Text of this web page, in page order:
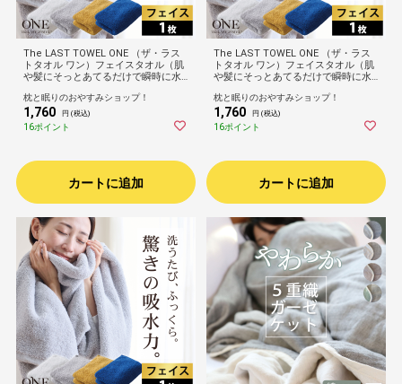
The LAST TOWEL ONE （ザ・ラス
トタオル ワン）フェイスタオル（肌
や髪にそっとあてるだけで瞬時に水
ぶタオル）洗顔 手拭き ふんわり ふ
かふか 柔らかい 速乾 吸水 日本製 高
品質 高級 ホテル プレゼント ギフト
ゴワつかない 32×90cm
枕と眠りのおやすみショップ！
1,760 円 (税込)
16ポイント
カートに追加
The LAST TOWEL ONE （ザ・ラス
トタオル ワン）フェイスタオル（肌
や髪にそっとあてるだけで瞬時に水
ぶタオル）洗顔 手拭き ふんわり ふ
かふか 柔らかい 速乾 吸水 日本製 高
品質 高級 ホテル プレゼント ギフト
ゴワつかない 32×90cm
枕と眠りのおやすみショップ！
1,760 円 (税込)
16ポイント
カートに追加